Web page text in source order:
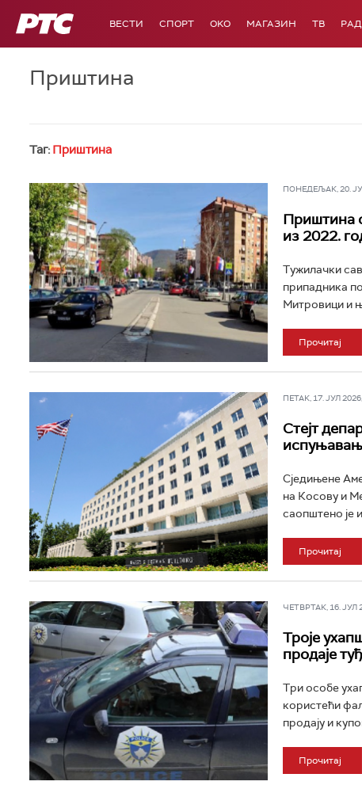
РТС ВЕСТИ СПОРТ OKO МАГАЗИН ТВ
Приштина
Таг: Приштина
ПОНЕДЕЉАК, 20.
Приштина
из 2022.
Тужилачки
припадника
Митровици и
Прочитај
ПЕТАК, 17. ЈУЛ
Стејт
Сједињене
на Косову и
саопштено је
Прочитај
ЧЕТВРТАК, 16. ЈУЛ
Троје
продаје
Три особе
користећи
продају и
Прочитај